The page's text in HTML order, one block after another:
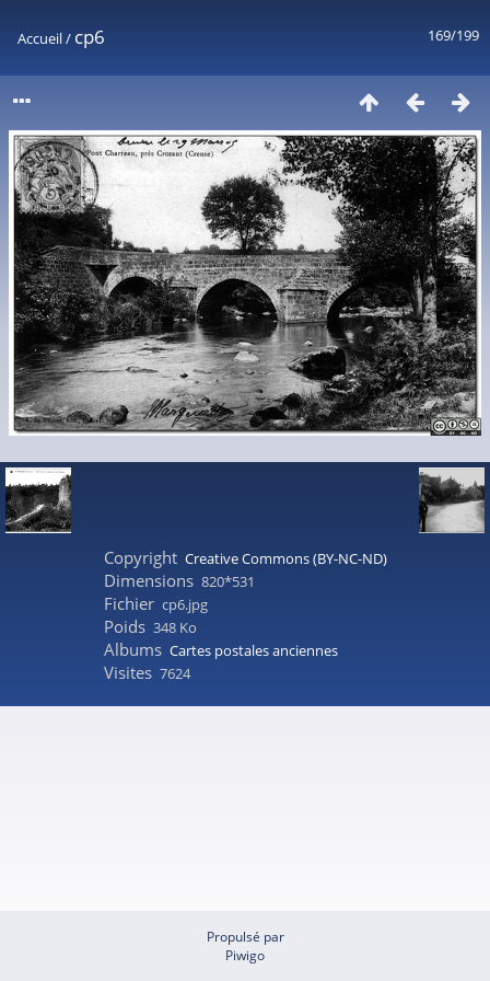
169/199
Accueil/ cp6
Copyright Creative Commons (BY-NC-ND)
Dimensions 820*531
Fichier cp6.jpg
Poids 348 Ko
Albums Cartes postales anciennes
Visites 7624
Propulsé par
Piwigo